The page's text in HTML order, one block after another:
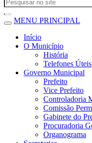
MENU PRINCIPAL
Início
O Município
História
Telefones Úteis
Governo Municipal
Prefeito
Vice Prefeito
Controladoria
Comissão
Gabinete do
Procuradoria
Organograma